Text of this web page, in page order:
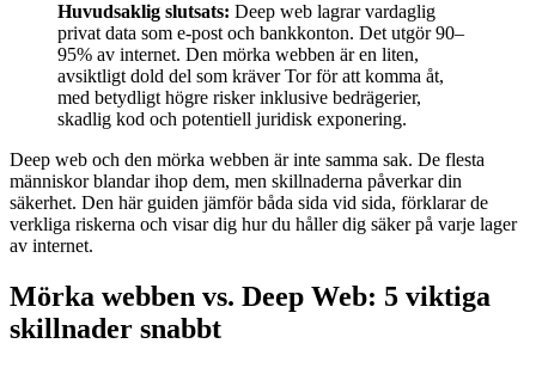
Huvudsaklig slutsats: Deep web lagrar vardaglig
privat data som e-post och bankkonton. Det utgör 90–
95% av internet. Den mörka webben är en liten,
avsiktligt dold del som kräver Tor för att komma åt,
med betydligt högre risker inklusive bedrägerier,
skadlig kod och potentiell juridisk exponering.
Deep web och den mörka webben är inte samma sak. De flesta
människor blandar ihop dem, men skillnaderna påverkar din
säkerhet. Den här guiden jämför båda sida vid sida, förklarar de
verkliga riskerna och visar dig hur du håller dig säker på varje lager
av internet.
Mörka webben vs. Deep Web: 5 viktiga
skillnader snabbt